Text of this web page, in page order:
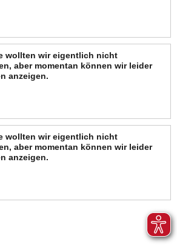
wollten wir eigentlich nicht
aber momentan können wir leider
anzeigen.
wollten wir eigentlich nicht
aber momentan können wir leider
anzeigen.